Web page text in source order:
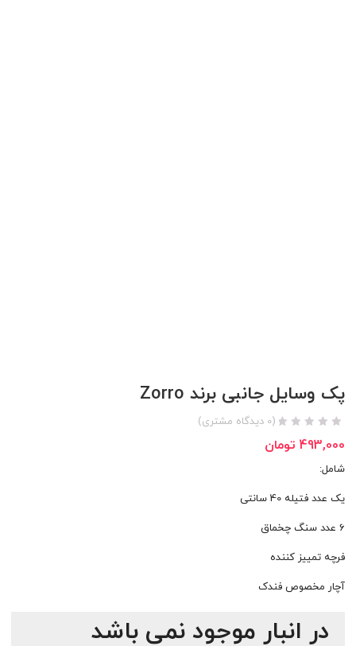
پک وسایل جانبی برند Zorro
(
0 دیدگاه مشتری)
493,000 تومان
شامل:
یک عدد فتیله 40 سانتی
6 عدد سنگ چخماق
فرچه تمییز کننده
آچار مخصوص فندک
در انبار موجود نمی باشد